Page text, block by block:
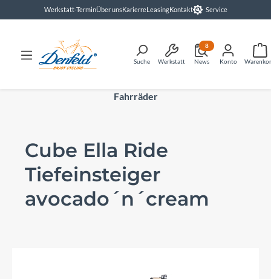
springenWerkstatt-TerminÜber unsKarierreLeasingKontakt Service
Suche Werkstatt News
8
Konto
Fahrräder
Cube Ella Ride
Tiefeinsteiger
avocado´n´cream